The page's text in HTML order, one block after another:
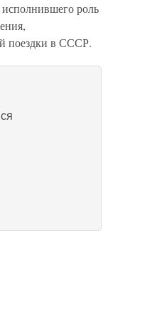
роль
поездки в СССР.